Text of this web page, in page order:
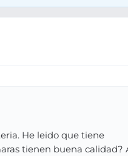
He leido que tiene
tienen buena calidad?